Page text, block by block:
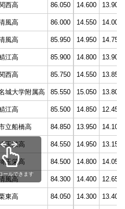
西高 86.050 14.600 13.900
風高 86.000 14.550 14.000
風高 85.950 14.950 14.750
江高 85.900 14.800 13.900
西高 85.750 14.550 13.850
城大学附属高 85.550 15.050 13.800
江高 85.500 14.850 12.450
立船橋高 84.850 13.950 14.100
玉栄高 84.550 14.950 13.150
玉栄高 84.500 14.800 14.050
風高 84.300 14.400 12.650
東高 84.050 14.300 13.400
ールできます